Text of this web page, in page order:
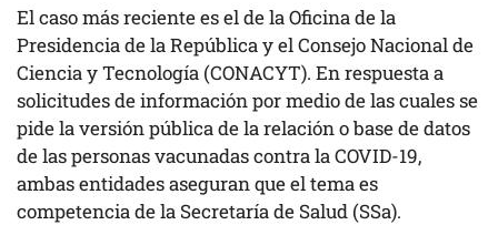
El caso más reciente es el de la Oficina de la
Presidencia de la República y el Consejo Nacional de
Ciencia y Tecnología (CONACYT). En respuesta a
solicitudes de información por medio de las cuales se
pide la versión pública de la relación o base de datos
de las personas vacunadas contra la COVID-19,
ambas entidades aseguran que el tema es
competencia de la Secretaría de Salud (SSa).